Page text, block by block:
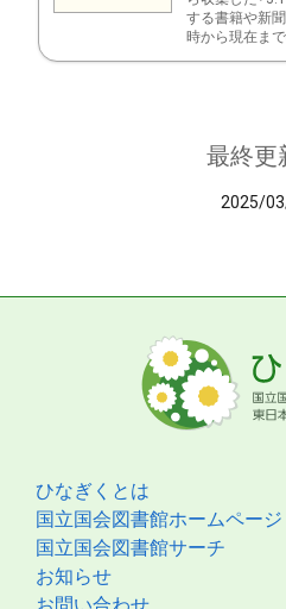
する書籍や新聞
時から現在ま
最終更
2025/
ひなぎくとは
国立国会図書館ホームページ
国立国会図書館サーチ
お知らせ